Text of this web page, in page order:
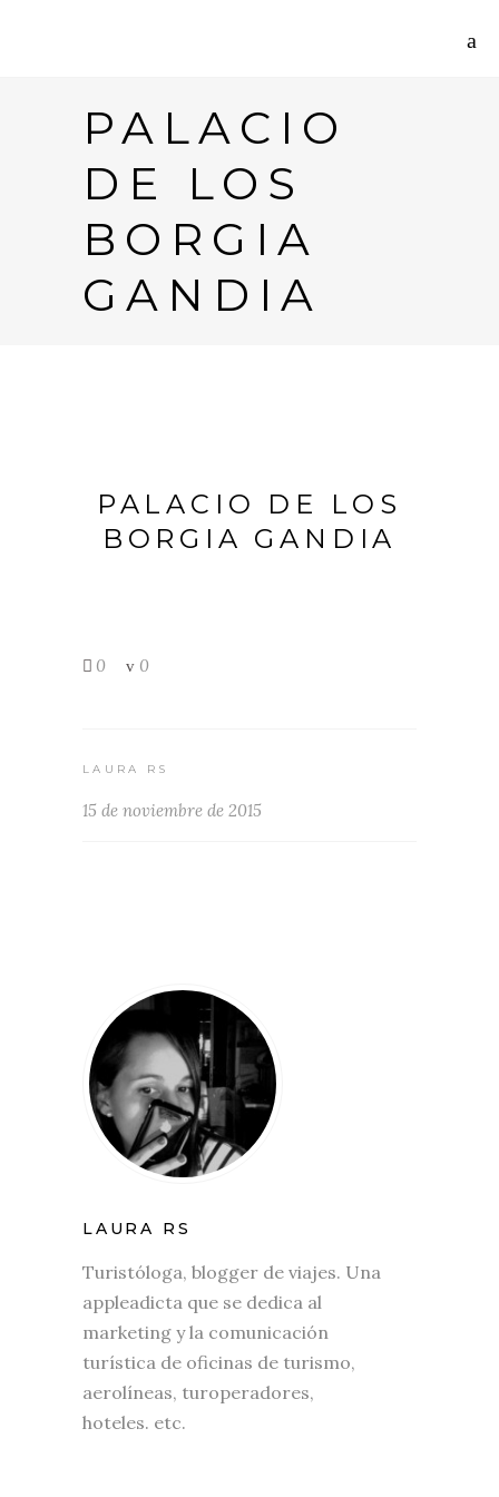
PALACIO
DE LOS
BORGIA
GANDIA
PALACIO DE LOS
BORGIA GANDIA
0 0
LAURA RS
15 de noviembre de 2015
LAURA RS
Turistóloga, blogger de viajes. Una
appleadicta que se dedica al
marketing y la comunicación
turística de oficinas de turismo,
aerolíneas, turoperadores,
hoteles. etc.